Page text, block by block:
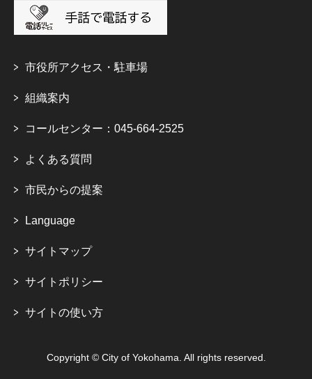
市役所アクセス・駐車場
組織案内
コールセンター：045-664-2525
よくある質問
市民からの提案
Language
サイトマップ
サイトポリシー
サイトの使い方
Copyright © City of Yokohama. All rights reserved.